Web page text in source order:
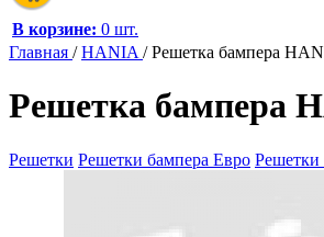
В корзине: 0 шт.
Главная /HANIA /Решетка бампера
Решетка бампера
Решетки Решетки бампера Евро